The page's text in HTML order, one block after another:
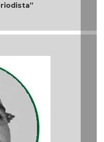
cambios en el gobierno
05, 2026 / 9:42 AM